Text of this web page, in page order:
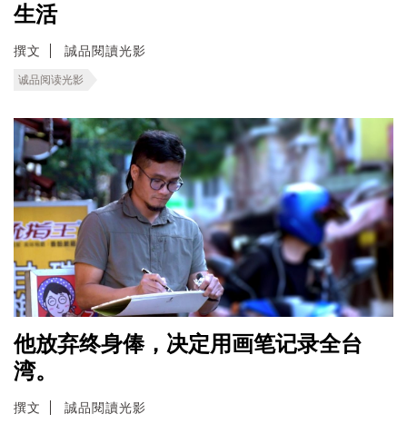
生活
撰文 誠品閱讀光影
诚品阅读光影
他放弃终身俸，决定用画笔记录全台
湾。
撰文 誠品閱讀光影